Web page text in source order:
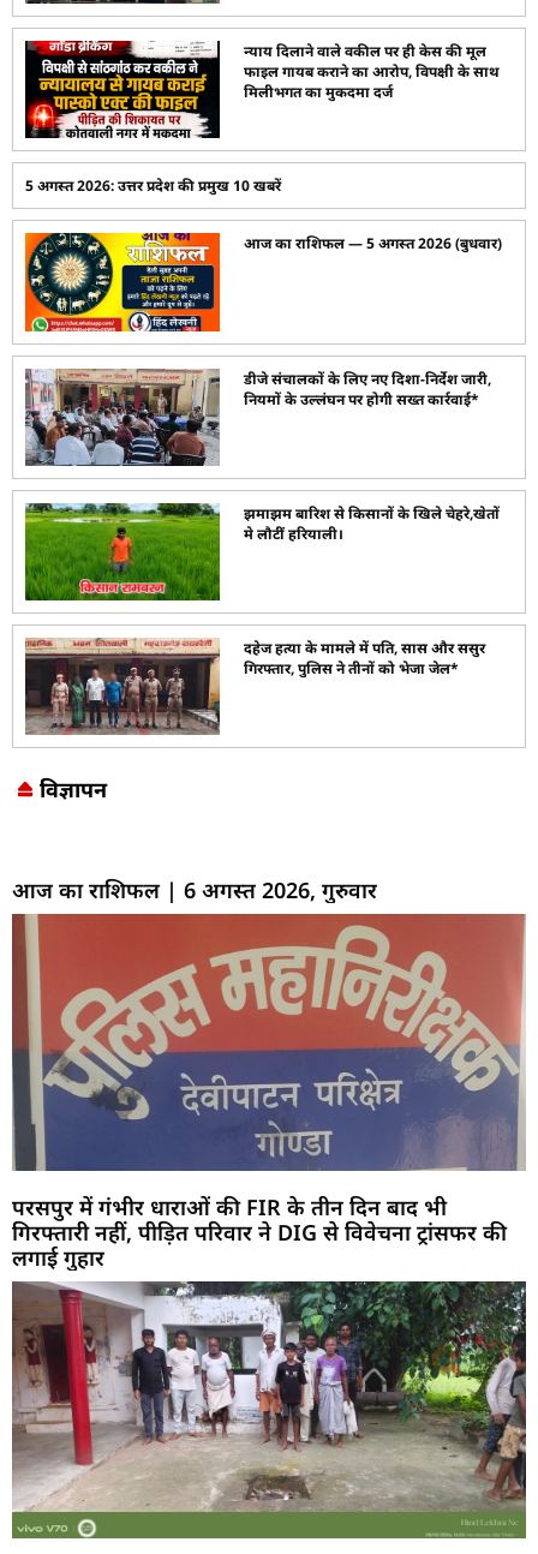
न्याय दिलाने वाले वकील पर ही केस की मूल
फाइल गायब कराने का आरोप, विपक्षी के साथ
मिलीभगत का मुकदमा दर्ज
5 अगस्त 2026: उत्तर प्रदेश की प्रमुख 10 खबरें
आज का राशिफल — 5 अगस्त 2026 (बुधवार)
डीजे संचालकों के लिए नए दिशा-निर्देश जारी,
नियमों के उल्लंघन पर होगी सख्त कार्रवाई*
झमाझम बारिश से किसानों के खिले चेहरे,खेतों
मे लौटीं हरियाली।
दहेज हत्या के मामले में पति, सास और ससुर
गिरफ्तार, पुलिस ने तीनों को भेजा जेल*
विज्ञापन
आज का राशिफल | 6 अगस्त 2026, गुरुवार
परसपुर में गंभीर धाराओं की FIR के तीन दिन बाद भी
गिरफ्तारी नहीं, पीड़ित परिवार ने DIG से विवेचना ट्रांसफर की
लगाई गुहार